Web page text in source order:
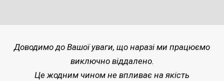
Доводимо до Вашої уваги, що наразі ми працюємо
виключно віддалено.
Це жодним чином не впливає на якість